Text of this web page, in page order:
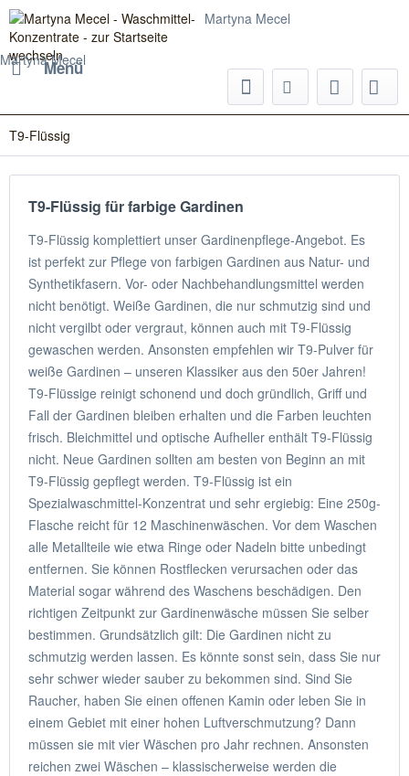
Martyna Mecel
Martyna Mecel
Menü
T9-Flüssig
T9-Flüssig für farbige Gardinen
T9-Flüssig komplettiert unser Gardinenpflege-Angebot. Es
ist perfekt zur Pflege von farbigen Gardinen aus Natur- und
Synthetikfasern. Vor- oder Nachbehandlungsmittel werden
nicht benötigt. Weiße Gardinen, die nur schmutzig sind und
nicht vergilbt oder vergraut, können auch mit T9-Flüssig
gewaschen werden. Ansonsten empfehlen wir T9-Pulver für
weiße Gardinen – unseren Klassiker aus den 50er Jahren!
T9-Flüssige reinigt schonend und doch gründlich, Griff und
Fall der Gardinen bleiben erhalten und die Farben leuchten
frisch. Bleichmittel und optische Aufheller enthält T9-Flüssig
nicht. Neue Gardinen sollten am besten von Beginn an mit
T9-Flüssig gepflegt werden. T9-Flüssig ist ein
Spezialwaschmittel-Konzentrat und sehr ergiebig: Eine 250g-
Flasche reicht für 12 Maschinenwäschen. Vor dem Waschen
alle Metallteile wie etwa Ringe oder Nadeln bitte unbedingt
entfernen. Sie können Rostflecken verursachen oder das
Material sogar während des Waschens beschädigen. Den
richtigen Zeitpunkt zur Gardinenwäsche müssen Sie selber
bestimmen. Grundsätzlich gilt: Die Gardinen nicht zu
schmutzig werden lassen. Es könnte sonst sein, dass Sie nur
sehr schwer wieder sauber zu bekommen sind. Sind Sie
Raucher, haben Sie einen offenen Kamin oder leben Sie in
einem Gebiet mit einer hohen Luftverschmutzung? Dann
müssen sie mit vier Wäschen pro Jahr rechnen. Ansonsten
reichen zwei Wäschen – klassischerweise werden die